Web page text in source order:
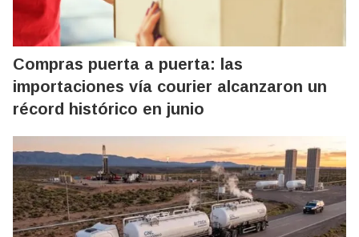
Compras puerta a puerta: las
importaciones vía courier alcanzaron un
récord histórico en junio